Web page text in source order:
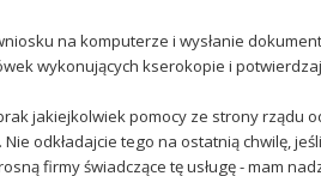
na komputerze i wysłanie
wykonujących kserokopie i
jakiejkolwiek pomocy ze strony rządu
odkładajcie tego na ostatnią chwilę,
firmy świadczące tę usługę - mam